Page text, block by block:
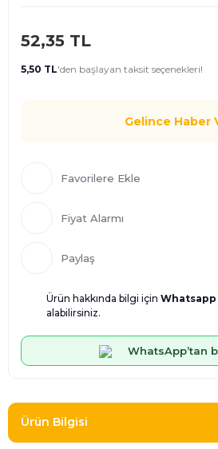
52,35 TL
5,50 TL'den başlayan taksit seçenekleri!
Gelince Haber
Fiyat Alarmı
Paylaş
Ürün hakkında bilgi için Whatsapp
alabilirsiniz.
WhatsApp’tan
Ürün Bilgisi